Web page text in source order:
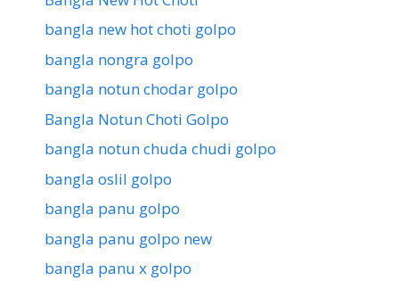
bangla new hot choti golpo
bangla nongra golpo
bangla notun chodar golpo
Bangla Notun Choti Golpo
bangla notun chuda chudi golpo
bangla oslil golpo
bangla panu golpo
bangla panu golpo new
bangla panu x golpo